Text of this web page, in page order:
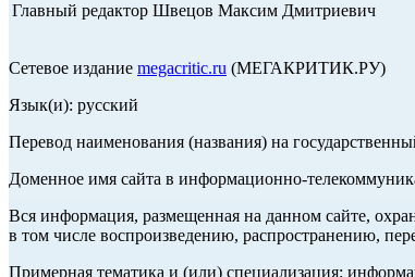
Главный редактор Швецов Максим Дмитриевич
Сетевое издание megacritic.ru (МЕГАКРИТИК.РУ)
Язык(и): русский
Перевод наименования (названия) на
Доменное имя сайта в информационно-
Вся информация, размещенная на данном сайте,
в том числе воспроизведению, распространению,
Примерная тематика и (или) специализация: